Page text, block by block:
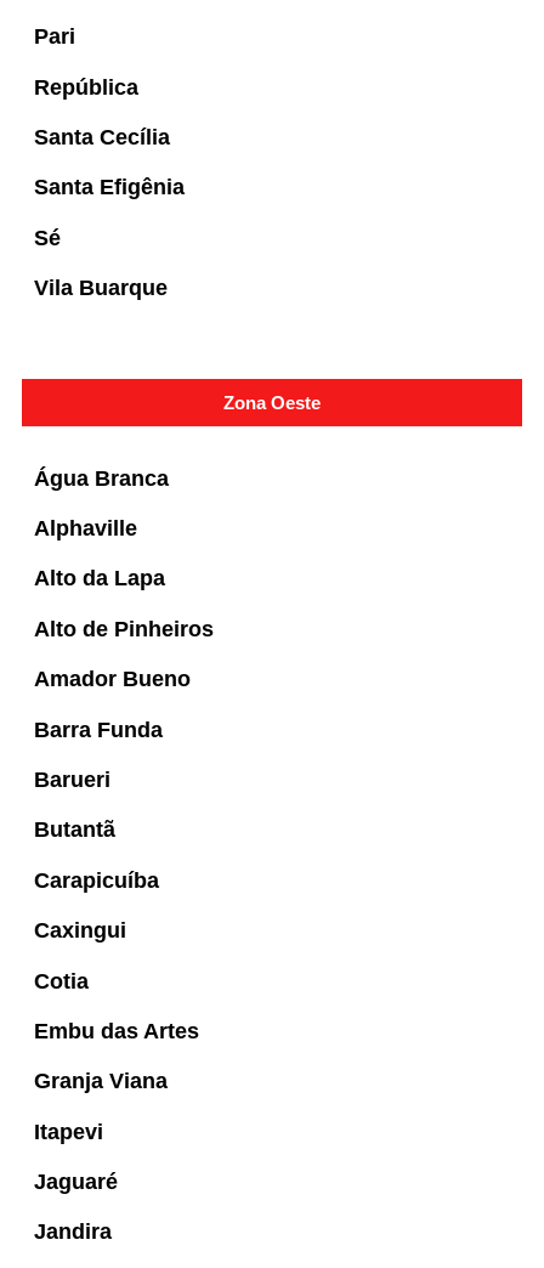
Pari
República
Santa Cecília
Santa Efigênia
Sé
Vila Buarque
Zona Oeste
Água Branca
Alphaville
Alto da Lapa
Alto de Pinheiros
Amador Bueno
Barra Funda
Barueri
Butantã
Carapicuíba
Caxingui
Cotia
Embu das Artes
Granja Viana
Itapevi
Jaguaré
Jandira